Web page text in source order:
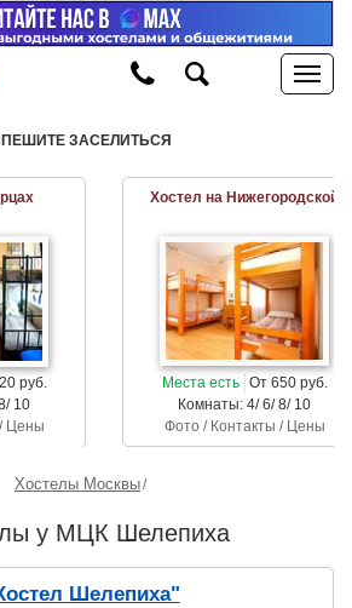
ЗАСЕЛИТЬСЯ
руб.
10
Цены
Хостел на Нижегородской
Места есть От 650 руб.
Комнаты: 4/ 6/ 8/ 10
Фото / Контакты / Цены
Хостелы Москвы
у МЦК Шелепиха
Шелепиха"